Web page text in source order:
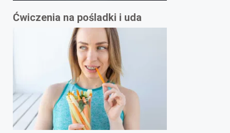
Ćwiczenia na pośladki i uda